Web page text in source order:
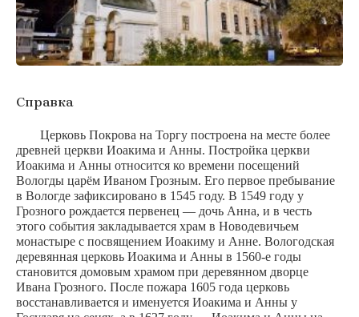
Справка
Церковь Покрова на Торгу построена на месте более
древней церкви Иоакима и Анны. Постройка церкви
Иоакима и Анны относится ко времени посещений
Вологды царём Иваном Грозным. Его первое пребывание
в Вологде зафиксировано в 1545 году. В 1549 году у
Грозного рождается первенец — дочь Анна, и в честь
этого события закладывается храм в Новодевичьем
монастыре с посвящением Иоакиму и Анне. Вологодская
деревянная церковь Иоакима и Анны в 1560-е годы
становится домовым храмом при деревянном дворце
Ивана Грозного. После пожара 1605 года церковь
восстанавливается и именуется Иоакима и Анны у